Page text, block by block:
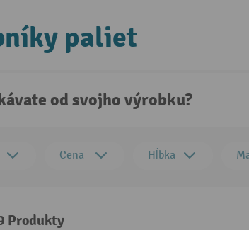
paliet
od svojho výrobku?
Cena Hĺbka
Produkty